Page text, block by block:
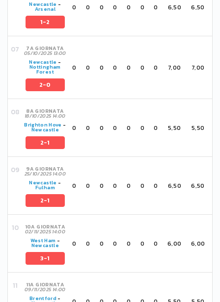
Newcastle -
Arsenal
1-2
0 0 0 0 0 0 0 6,50 6,50
7A GIORNATA
05/10/2025 13:00
Newcastle -
Nottingham
Forest
2-0
0 0 0 0 0 0 0 7,00 7,00
8A GIORNATA
18/10/2025 14:00
Brighton Hove -
Newcastle
2-1
0 0 0 0 0 0 0 5,50 5,50
9A GIORNATA
25/10/2025 14:00
Newcastle -
Fulham
2-1
0 0 0 0 0 0 0 6,50 6,50
10A GIORNATA
02/11/2025 14:00
West Ham -
Newcastle
3-1
0 0 0 0 0 0 0 6,00 6,00
11A GIORNATA
09/11/2025 14:00
Brentford -